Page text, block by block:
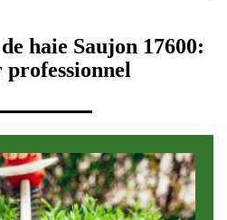
haie Saujon 17600: